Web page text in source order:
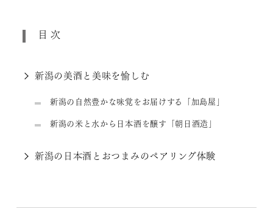
目次
新潟の美酒と美味を愉しむ
新潟の自然豊かな味覚をお届けする「加島屋」
新潟の米と水から日本酒を醸す「朝日酒造」
新潟の日本酒とおつまみのペアリング体験